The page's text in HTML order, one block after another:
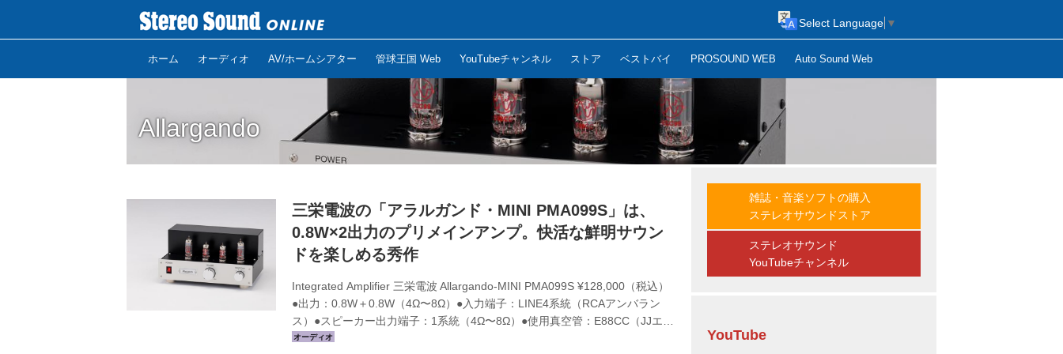
ホーム オーディオ AV/ホームシアター 管球王国 Web YouTubeチャンネル ストア ベストバイ PROSOUND WEB Auto Sound Web
Select Language ▼
Allargando
三栄電波の「アラルガンド・MINI PMA099S」は、
0.8W×2出力のプリメインアンプ。快活な鮮明サウン
ドを楽しめる秀作
Integrated Amplifier 三栄電波 Allargando-MINI PMA099S ¥128,000（税込）
●出力：0.8W＋0.8W（4Ω〜8Ω）●入力端子：LINE4系統（RCAアンバラン
ス）●スピーカー出力端子：1系統（4Ω〜8Ω）●使用真空管：E88CC（JJエレ
クトロニック）×2、ECC99（JJエレクトロニック）×2●寸法／重量：
雑誌・音楽ソフトの購入
ステレオサウンドストア
ステレオサウンド
YouTubeチャンネル
YouTube